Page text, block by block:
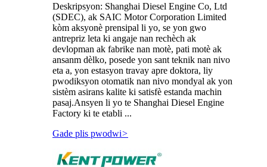
Deskripsyon: Shanghai Diesel Engine Co, Ltd
(SDEC), ak SAIC Motor Corporation Limited
kòm aksyonè prensipal li yo, se yon gwo
antrepriz leta ki angaje nan rechèch ak
devlopman ak fabrike nan motè, pati motè ak
ansanm dèlko, posede yon sant teknik nan nivo
eta a, yon estasyon travay apre doktora, liy
pwodiksyon otomatik nan nivo mondyal ak yon
sistèm asirans kalite ki satisfè estanda machin
pasaj.Ansyen li yo te Shanghai Diesel Engine
Factory ki te etabli ...
Gade plis pwodwi>